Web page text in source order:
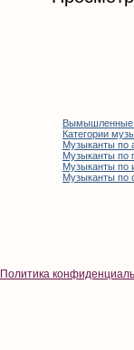
Вымышленные
Категории
Музыканты по
Музыканты по
Музыканты по
Музыканты по
Политика